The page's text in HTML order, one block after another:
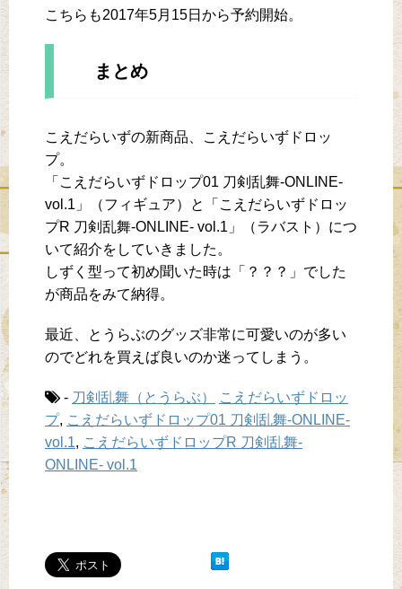
こちらも2017年5月15日から予約開始。
まとめ
こえだらいずの新商品、こえだらいずドロッ
プ。
「こえだらいずドロップ01 刀剣乱舞-ONLINE-
vol.1」（フィギュア）と「こえだらいずドロッ
プR 刀剣乱舞-ONLINE- vol.1」（ラバスト）につ
いて紹介をしていきました。
しずく型って初め聞いた時は「？？？」でした
が商品をみて納得。
最近、とうらぶのグッズ非常に可愛いのが多い
のでどれを買えば良いのか迷ってしまう。
- 刀剣乱舞（とうらぶ）
こえだらいずドロッ
プ, こえだらいずドロップ01 刀剣乱舞-ONLINE-
vol.1, こえだらいずドロップR 刀剣乱舞-
ONLINE- vol.1